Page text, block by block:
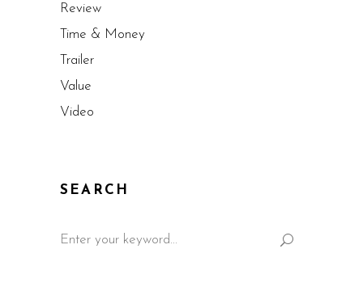
Review
Time & Money
Trailer
Value
Video
SEARCH
for: